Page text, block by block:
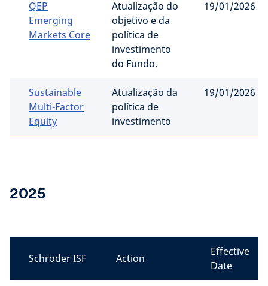
QEP
Emerging
Markets Core
Atualização do
objetivo e da
política de
investimento
do Fundo.
19/01/2026
Sustainable
Multi-Factor
Equity
Atualização da
política de
investimento
19/01/2026
2025
Schroder ISF Action
Effective
Date